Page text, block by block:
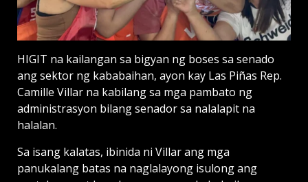
HIGIT na kailangan sa bigyan ng boses sa senado
ang sektor ng kababaihan, ayon kay Las Piñas Rep.
Camille Villar na kabilang sa mga pambato ng
administrasyon bilang senador sa nalalapit na
halalan.
Sa isang kalatas, ibinida ni Villar ang mga
panukalang batas na naglalayong isulong ang